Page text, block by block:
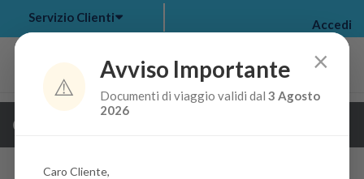
my bookings >
Servizio Clienti Accedi
Guarda i dettagli della crociera
×
⚠️
Avviso Importante
Documenti di viaggio validi dal3 Agosto
2026
Caro Cliente,